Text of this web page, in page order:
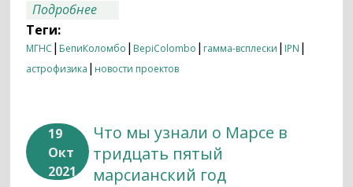
Подробнее
программы по локализации космических
гамма-всплесков
Теги:
МГНС | БепиКоломбо | BepiColombo | гамма-всплески | IPN |
астрофизика | новости проектов
19
Окт
2021
Что мы узнали о Марсе в
тридцать пятый
марсианский год